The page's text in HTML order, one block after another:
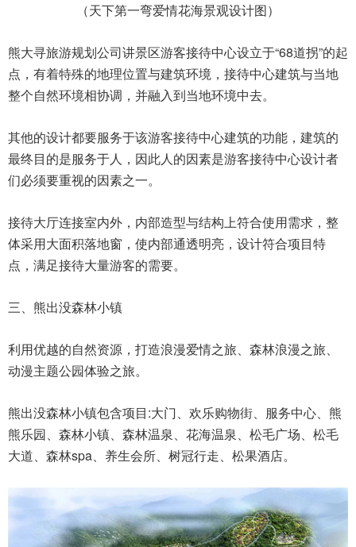
（天下第一弯爱情花海景观设计图）
熊大寻旅游规划公司讲景区游客接待中心设立于“68道拐”的起
点，有着特殊的地理位置与建筑环境，接待中心建筑与当地
整个自然环境相协调，并融入到当地环境中去。
其他的设计都要服务于该游客接待中心建筑的功能，建筑的
最终目的是服务于人，因此人的因素是游客接待中心设计者
们必须要重视的因素之一。
接待大厅连接室内外，内部造型与结构上符合使用需求，整
体采用大面积落地窗，使内部通透明亮，设计符合项目特
点，满足接待大量游客的需要。
三、熊出没森林小镇
利用优越的自然资源，打造浪漫爱情之旅、森林浪漫之旅、
动漫主题公园体验之旅。
熊出没森林小镇包含项目:大门、欢乐购物街、服务中心、熊
熊乐园、森林小镇、森林温泉、花海温泉、松毛广场、松毛
大道、森林spa、养生会所、树冠行走、松果酒店。